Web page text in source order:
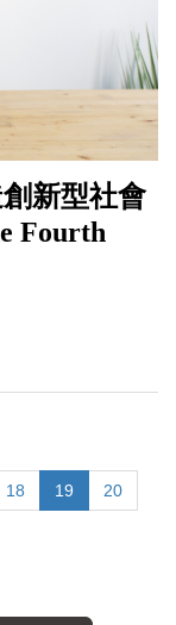
新型社會
Fourth
18 19 20